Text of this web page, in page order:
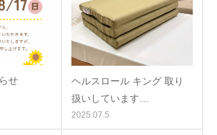
せ
ヘルスロール キング 取り
扱いしています…
2025.07.5